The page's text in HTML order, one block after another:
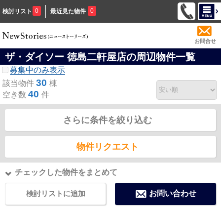
検討リスト 0 最近見た物件 0
お問合せ
ザ・ダイソー 徳島二軒屋店の周辺物件一覧
募集中のみ表示
該当物件 30 棟
空き数 40 件
さらに条件を絞り込む
物件リクエスト
チェックした物件をまとめて
検討リストに追加 お問い合わせ